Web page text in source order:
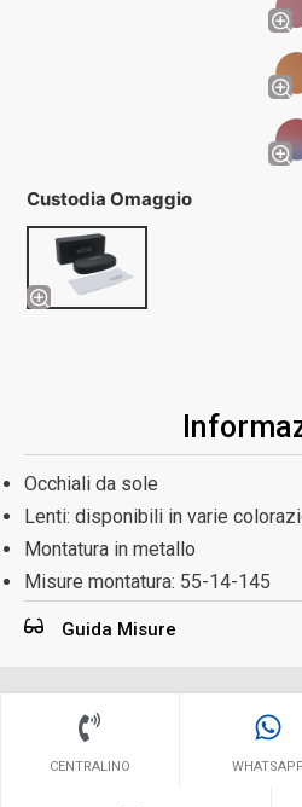
Custodia Omaggio
Occhiali da sole
Lenti: disponibili in varie
Montatura in metallo
Misure montatura: 55-14-145
Guida Misure
CENTRALINO